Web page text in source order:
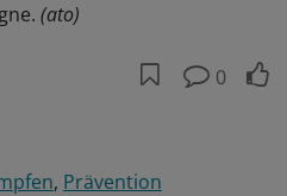
(ato)
0
Prävention